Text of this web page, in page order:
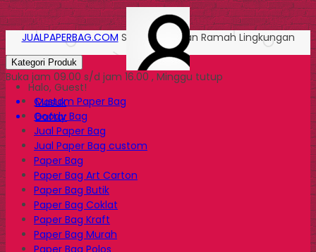
Halo, Guest!
Masuk
Daftar
JUALPAPERBAG.COM Solusi Kemasan Ramah Lingkungan
Kategori Produk
Buka jam 09.00 s/d jam 16.00 , Minggu tutup
Custom Paper Bag
Goody Bag
Jual Paper Bag
Jual Paper Bag custom
Paper Bag
Paper Bag Art Carton
Paper Bag Butik
Paper Bag Coklat
Paper Bag Kraft
Paper Bag Murah
Paper Bag Polos